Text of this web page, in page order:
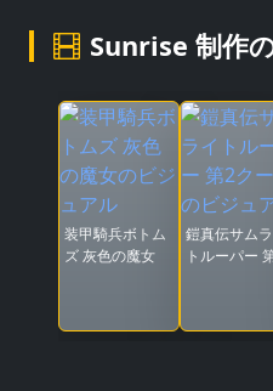
Sunrise 制作
装甲騎兵ボトム
ズ 灰色の魔女
鎧真伝サム
トルーパー